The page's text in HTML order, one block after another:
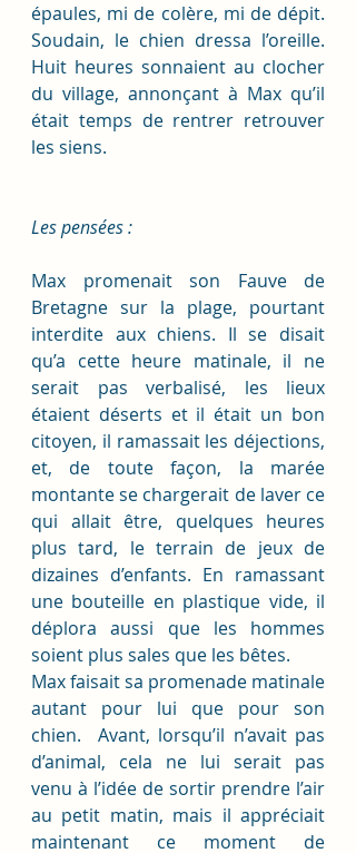
épaules, mi de colère, mi de dépit.
Soudain, le chien dressa l’oreille.
Huit heures sonnaient au clocher
du village, annonçant à Max qu’il
était temps de rentrer retrouver
les siens.
Les pensées :
Max promenait son Fauve de
Bretagne sur la plage, pourtant
interdite aux chiens. Il se disait
qu’a cette heure matinale, il ne
serait pas verbalisé, les lieux
étaient déserts et il était un bon
citoyen, il ramassait les déjections,
et, de toute façon, la marée
montante se chargerait de laver ce
qui allait être, quelques heures
plus tard, le terrain de jeux de
dizaines d’enfants. En ramassant
une bouteille en plastique vide, il
déplora aussi que les hommes
soient plus sales que les bêtes.
Max faisait sa promenade matinale
autant pour lui que pour son
chien.  Avant, lorsqu’il n’avait pas
d’animal, cela ne lui serait pas
venu à l’idée de sortir prendre l’air
au petit matin, mais il appréciait
maintenant ce moment de